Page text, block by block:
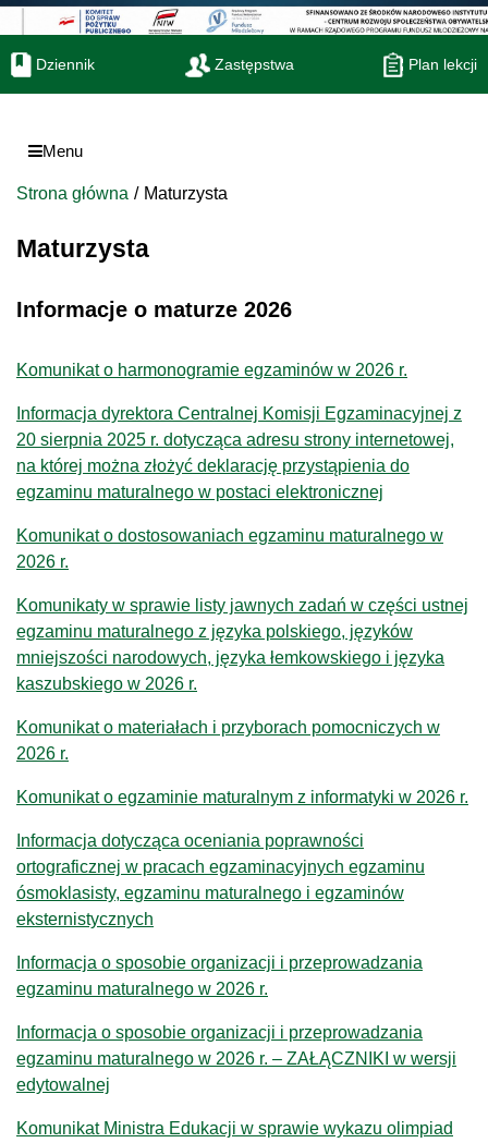
Dziennik Zastępstwa Plan lekcji
Menu
Strona główna Maturzysta
Maturzysta
Informacje o maturze 2026
Komunikat o harmonogramie egzaminów w 2026 r.
Informacja dyrektora Centralnej Komisji Egzaminacyjnej z
20 sierpnia 2025 r. dotycząca adresu strony internetowej,
na której można złożyć deklarację przystąpienia do
egzaminu maturalnego w postaci elektronicznej
Komunikat o dostosowaniach egzaminu maturalnego w
2026 r.
Komunikaty w sprawie listy jawnych zadań w części ustnej
egzaminu maturalnego z języka polskiego, języków
mniejszości narodowych, języka łemkowskiego i języka
kaszubskiego w 2026 r.
Komunikat o materiałach i przyborach pomocniczych w
2026 r.
Komunikat o egzaminie maturalnym z informatyki w 2026 r.
Informacja dotycząca oceniania poprawności
ortograficznej w pracach egzaminacyjnych egzaminu
ósmoklasisty, egzaminu maturalnego i egzaminów
eksternistycznych
Informacja o sposobie organizacji i przeprowadzania
egzaminu maturalnego w 2026 r.
Informacja o sposobie organizacji i przeprowadzania
egzaminu maturalnego w 2026 r. – ZAŁĄCZNIKI w wersji
edytowalnej
Komunikat Ministra Edukacji w sprawie wykazu olimpiad